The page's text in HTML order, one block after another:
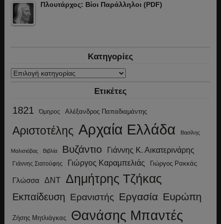
Πλουτάρχος: Βίοι Παράλληλοι (PDF)
Κατηγορίες
Κατηγορίες
Ετικέτες
1821 Όμηρος Αλέξανδρος Παπαδιαμάντης
Αριστοτέλης Αρχαία Ελλάδα Βασίλης
Μαλισιόβας Βιβλία Βυζάντιο Γιάννης Κ. Αικατερινάρης
Γιάννης Σιατούφης Γιώργος Καραμπελιάς Γιώργος Ρακκάς
Γλώσσα ΔΝΤ Δημήτρης Τζήκας
Εκπαίδευση Ερανιστής Εργασία Ευρώπη
Ζήσης Μητλιάγκας Θανάσης Μπαντές